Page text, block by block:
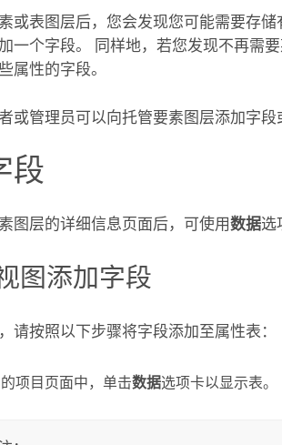
或表图层后，您会发现您可能需要存
一个字段。 同样地，若您发现不再需
属性的字段。
或管理员可以向托管要素图层添加字段
段
图层的详细信息页面后，可使用数据选
图添加字段
请按照以下步骤将字段添加至属性表：
项目页面中，单击数据选项卡以显示表。